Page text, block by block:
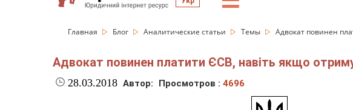
Главная Блог Аналитические статьи Темы Адвокат повинен
Адвокат повинен платити ЄСВ, навіть якщо
28.03.2018 Автор: Просмотров : 4696